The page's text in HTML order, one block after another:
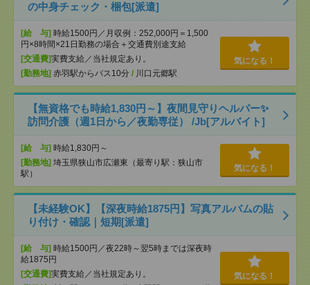
の中身チェック・梱包[派遣]
[給 与] 時給1500円／月収例：252,000円＝1,500
円×8時間×21日勤務の場合＋交通費別途支給
[交通費]実費支給／当社規定あり。
[勤務地] 赤羽駅からバス10分 / 川口元郷駅
気になる！
【無資格でも時給1,830円～】夜間見守りヘルパー✨
訪問介護（週1日から／夜勤専従） /Jb[アルバイト]
[給 与] 時給1,830円～
[勤務地] 埼玉県狭山市広瀬東（最寄り駅：狭山市
駅）
気になる！
【未経験OK】【深夜時給1875円】写真アルバムの貼
り付け・確認｜短期[派遣]
[給 与] 時給1500円／夜22時～翌5時までは深夜時
給1875円
[交通費]実費支給／当社規定あり。
気になる！